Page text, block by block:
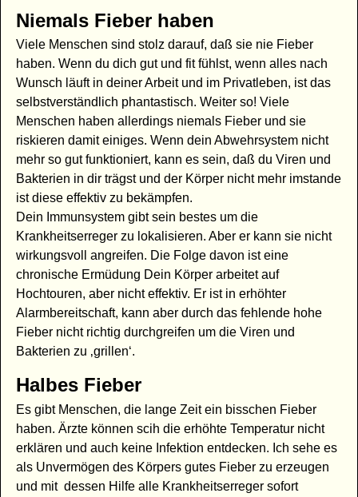
Niemals Fieber haben
Viele Menschen sind stolz darauf, daß sie nie Fieber
haben. Wenn du dich gut und fit fühlst, wenn alles nach
Wunsch läuft in deiner Arbeit und im Privatleben, ist das
selbstverständlich phantastisch. Weiter so! Viele
Menschen haben allerdings niemals Fieber und sie
riskieren damit einiges. Wenn dein Abwehrsystem nicht
mehr so gut funktioniert, kann es sein, daß du Viren und
Bakterien in dir trägst und der Körper nicht mehr imstande
ist diese effektiv zu bekämpfen.
Dein Immunsystem gibt sein bestes um die
Krankheitserreger zu lokalisieren. Aber er kann sie nicht
wirkungsvoll angreifen. Die Folge davon ist eine
chronische Ermüdung Dein Körper arbeitet auf
Hochtouren, aber nicht effektiv. Er ist in erhöhter
Alarmbereitschaft, kann aber durch das fehlende hohe
Fieber nicht richtig durchgreifen um die Viren und
Bakterien zu ‚grillen‘.
Halbes Fieber
Es gibt Menschen, die lange Zeit ein bisschen Fieber
haben. Ärzte können scih die erhöhte Temperatur nicht
erklären und auch keine Infektion entdecken. Ich sehe es
als Unvermögen des Körpers gutes Fieber zu erzeugen
und mit dessen Hilfe alle Krankheitserreger sofort